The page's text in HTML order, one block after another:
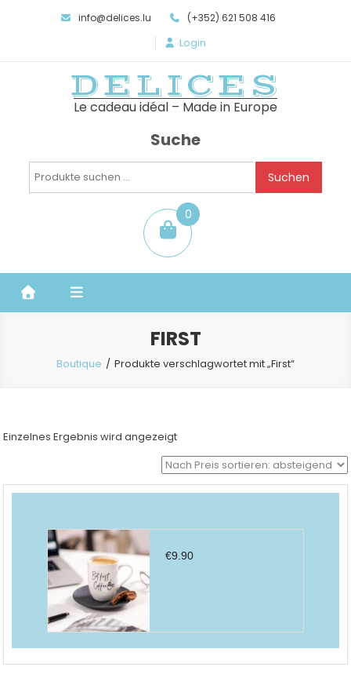
info@delices.lu (+352) 621 508 416
Login
DELICES
Le cadeau idéal – Made in Europe
Suche
Suchen
Suchen
0
Artikel
FIRST
Boutique Produkte verschlagwortet mit „First“
Einzelnes Ergebnis wird angezeigt
€9.90